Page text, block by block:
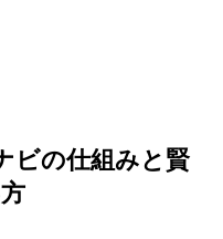
ビの仕組みと賢